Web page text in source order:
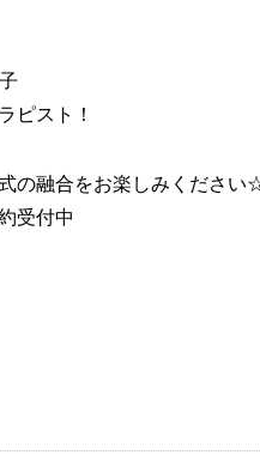
ピスト！
の融合をお楽しみください
受付中